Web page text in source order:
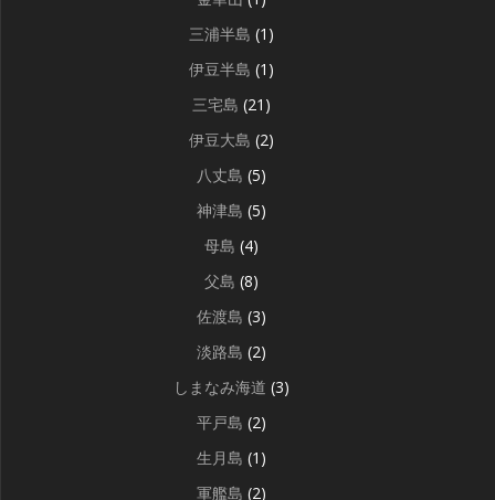
三浦半島 (1)
伊豆半島 (1)
三宅島 (21)
伊豆大島 (2)
八丈島 (5)
神津島 (5)
母島 (4)
父島 (8)
佐渡島 (3)
淡路島 (2)
しまなみ海道 (3)
平戸島 (2)
生月島 (1)
軍艦島 (2)